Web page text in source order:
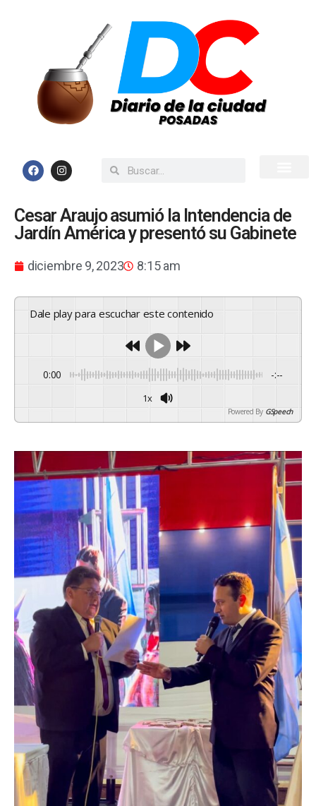
Cesar Araujo asumió la Intendencia de
Jardín América y presentó su Gabinete
diciembre 9, 2023 8:15 am
Dale play para escuchar este contenido
0:00 -:--
1x
Powered By GSpeech